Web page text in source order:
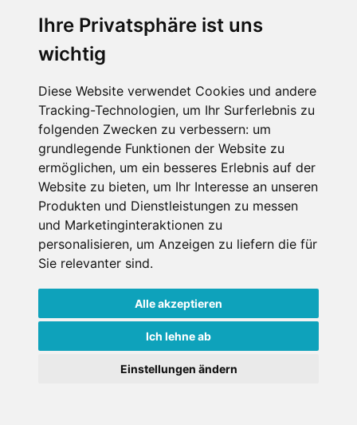
Ihre Privatsphäre ist uns
wichtig
Diese Website verwendet Cookies und andere
Tracking-Technologien, um Ihr Surferlebnis zu
folgenden Zwecken zu verbessern: um
grundlegende Funktionen der Website zu
ermöglichen, um ein besseres Erlebnis auf der
Website zu bieten, um Ihr Interesse an unseren
Produkten und Dienstleistungen zu messen
und Marketinginteraktionen zu
personalisieren, um Anzeigen zu liefern die für
Sie relevanter sind.
Alle akzeptieren
Ich lehne ab
Einstellungen ändern
Ort
Erster Miettag
Letzter Miettag
1
Erwachsene
über 18 Jahre bei Mietantritt
0
Kinder
unter 18 Jahre bei Mietantritt